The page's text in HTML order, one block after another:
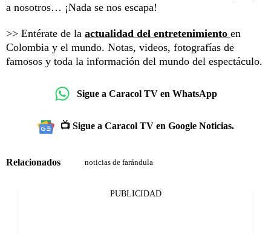
a nosotros… ¡Nada se nos escapa!
>> Entérate de la actualidad del entretenimiento en
Colombia y el mundo. Notas, videos, fotografías de
famosos y toda la información del mundo del espectáculo.
Sigue a Caracol TV en WhatsApp
📺 Sigue a Caracol TV en Google Noticias.
Relacionados noticias de farándula
PUBLICIDAD